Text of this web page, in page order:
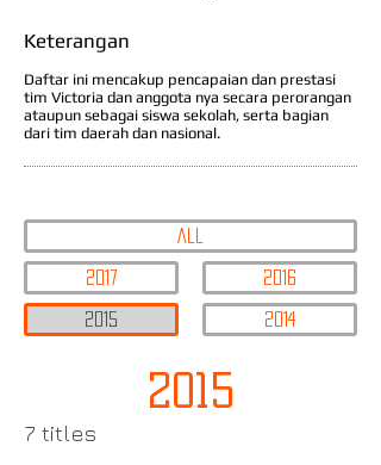
Keterangan
Daftar ini mencakup pencapaian dan prestasi
tim Victoria dan anggota nya secara perorangan
ataupun sebagai siswa sekolah, serta bagian
dari tim daerah dan nasional.
All
2017
2015
2016
2014
2015
7 titles